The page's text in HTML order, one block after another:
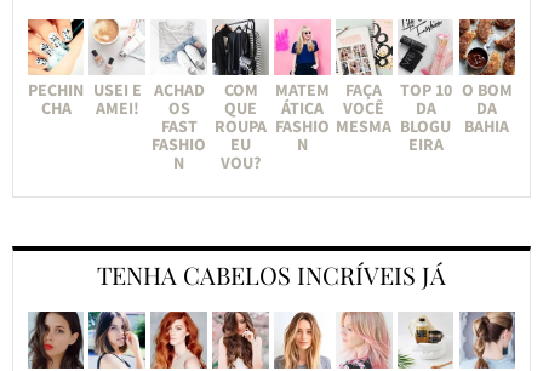
PECHIN
CHA
USEI E
AMEI!
ACHAD
OS
FAST
FASHIO
N
COM
QUE
ROUPA
EU
VOU?
MATEM
ÁTICA
FASHIO
N
FAÇA
VOCÊ
MESMA
TOP 10
DA
BLOGU
EIRA
O BOM
DA
BAHIA
TENHA CABELOS INCRÍVEIS JÁ